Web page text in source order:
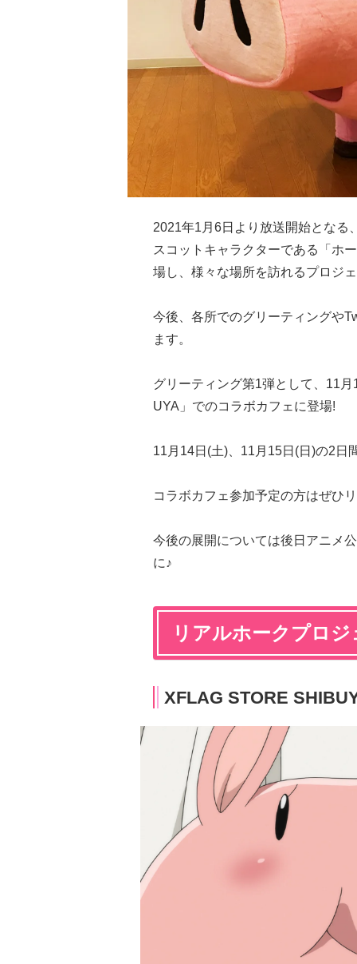
2021年1月6日より放送開始となる
スコットキャラクターである「ホ
場し、様々な場所を訪れるプロジ
今後、各所でのグリーティングや
ます。
グリーティング第1弾として、11
UYA」でのコラボカフェに登場!
11月14日(土)、11月15日(日)の2日
コラボカフェ参加予定の方はぜひ
今後の展開については後日アニメ
に♪
リアルホークプロ
XFLAG STORE